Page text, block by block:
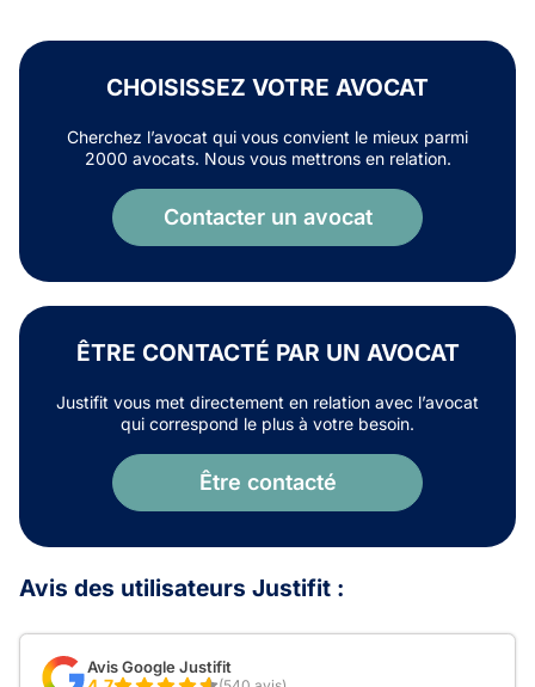
CHOISISSEZ VOTRE AVOCAT
Cherchez l’avocat qui vous convient le mieux parmi
2000 avocats. Nous vous mettrons en relation.
Contacter un avocat
ÊTRE CONTACTÉ PAR UN AVOCAT
Justifit vous met directement en relation avec l’avocat
qui correspond le plus à votre besoin.
Être contacté
Avis des utilisateurs Justifit :
Avis Google Justifit